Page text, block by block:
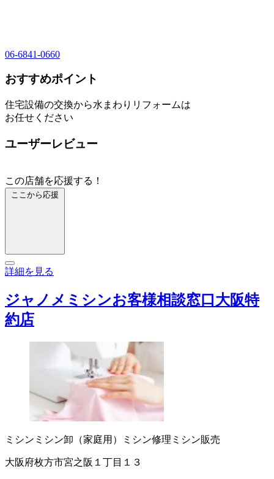
06-6841-0660
おすすめポイント
住宅設備の交換から水まわりリフォームは
お任せください
ユーザーレビュー
この店舗を応援する！
ここから応援
詳細を見る
ジャノメミシンお客様相談窓口大阪特
約店
ミシン ミシン卸（家庭用） ミシン修理 ミシン販売
大阪府枚方市宮之阪１丁目１３